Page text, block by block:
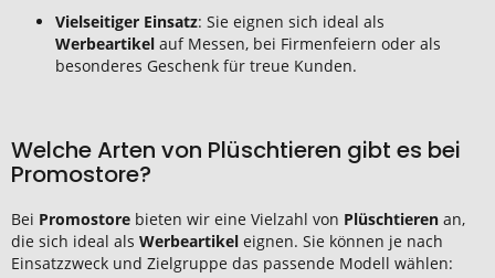
Vielseitiger Einsatz: Sie eignen sich ideal als
Werbeartikel auf Messen, bei Firmenfeiern oder als
besonderes Geschenk für treue Kunden.
Welche Arten von Plüschtieren gibt es bei
Promostore?
Bei Promostore bieten wir eine Vielzahl von Plüschtieren an,
die sich ideal als Werbeartikel eignen. Sie können je nach
Einsatzzweck und Zielgruppe das passende Modell wählen: